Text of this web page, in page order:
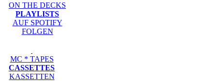
ON THE DECKS
PLAYLISTS
AUF SPOTIFY
FOLGEN
MC * TAPES
CASSETTES
KASSETTEN